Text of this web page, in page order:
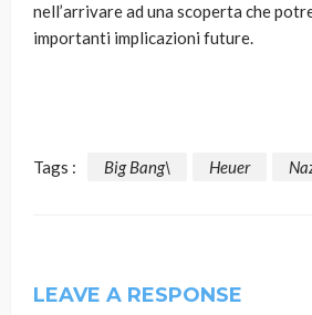
nell’arrivare ad una scoperta che
importanti implicazioni future.
Tags : Big Bang\ Heuer
LEAVE A RESPONSE